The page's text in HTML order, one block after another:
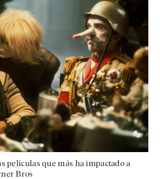
películas que más ha impactado a
Bros